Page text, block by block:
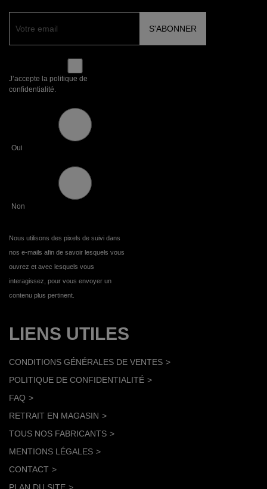
J’accepte la politique de
confidentialité.
Oui
Non
Nous utilisons des pixels de suivi dans
nos e-mails afin de savoir lesquels vous
ouvrez et avec lesquels vous
interagissez, pour vous envoyer un
contenu plus pertinent.
LIENS UTILES
CONDITIONS GÉNÉRALES DE VENTES
POLITIQUE DE CONFIDENTIALITÉ
FAQ
RETRAIT EN MAGASIN
TOUS NOS FABRICANTS
MENTIONS LÉGALES
CONTACT